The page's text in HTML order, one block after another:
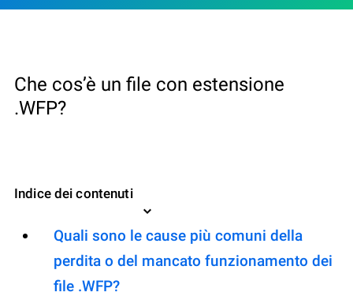
Che cos’è un file con estensione
.WFP?
Indice dei contenuti
Quali sono le cause più comuni della
perdita o del mancato funzionamento dei
file .WFP?